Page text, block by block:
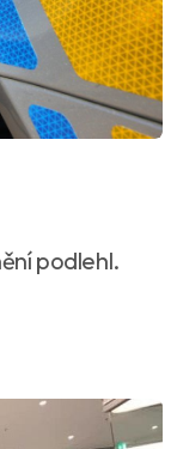
podlehl.